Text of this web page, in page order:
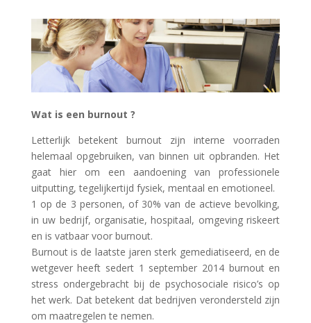
Wat is een burnout ?
Letterlijk betekent burnout zijn interne voorraden
helemaal opgebruiken, van binnen uit opbranden. Het
gaat hier om een aandoening van professionele
uitputting, tegelijkertijd fysiek, mentaal en emotioneel.
1 op de 3 personen, of 30% van de actieve bevolking,
in uw bedrijf, organisatie, hospitaal, omgeving riskeert
en is vatbaar voor burnout.
Burnout is de laatste jaren sterk gemediatiseerd, en de
wetgever heeft sedert 1 september 2014 burnout en
stress ondergebracht bij de psychosociale risico’s op
het werk. Dat betekent dat bedrijven verondersteld zijn
om maatregelen te nemen.